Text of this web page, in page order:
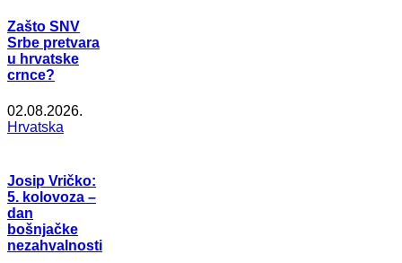
Zašto SNV
Srbe pretvara
u hrvatske
crnce?
02.08.2026.
Hrvatska
Josip Vričko:
5. kolovoza –
dan
bošnjačke
nezahvalnosti